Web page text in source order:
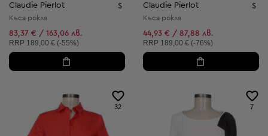
Claudie Pierlot S
Къса рокля
83,37 € / 163,06 лв.
Препоръчителна цена:
RRP 189,00 € (-55%)
Claudie Pierlot S
Къса рокля
44,93 € / 87,88 лв.
Препоръчителна цена:
RRP 189,00 € (-76%)
32 7